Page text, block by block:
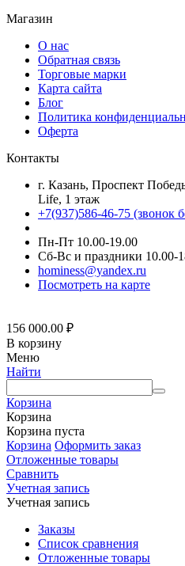
Магазин
О нас
Обратная связь
Торговые марки
Карта сайта
Блог
Политика
Оферта
Контакты
г. Казань, Проспект
Life, 1 этаж
+7(937)586-46-75 (звонок
Пн-Пт 10.00-19.00
Сб-Вс и праздники 10.00-
hominess@yandex.ru
Посмотреть на карте
156 000.00 ₽
В корзину
Меню
Найти
Корзина
Корзина
Корзина пуста
Корзина Оформить заказ
Отложенные товары
Сравнить
Учетная запись
Учетная запись
Заказы
Список сравнения
Отложенные товары